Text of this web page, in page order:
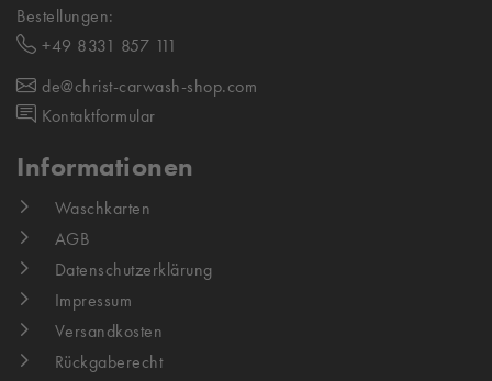
Bestellungen:
+49 8331 857 111
de@christ-carwash-shop.com
Kontaktformular
Informationen
Waschkarten
AGB
Datenschutzerklärung
Impressum
Versandkosten
Rückgaberecht